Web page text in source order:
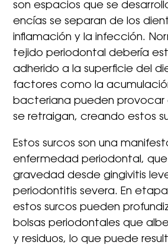
son espacios que se
encías se separan de los
inflamación y la infección.
tejido periodontal debería
adherido a la superficie del
factores como la
bacteriana pueden provocar
se retraigan, creando estos
Estos surcos son una
enfermedad periodontal,
gravedad desde gingivitis
periodontitis severa. En
estos surcos pueden
bolsas periodontales que
y residuos, lo que puede